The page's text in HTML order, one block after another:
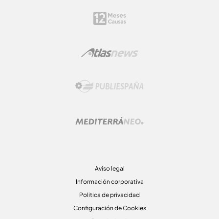
Aviso legal
Información corporativa
Politica de privacidad
Configuración de Cookies